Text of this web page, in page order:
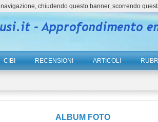
CIBI RECENSIONI ARTICOLI
ALBUM FOTO
chiudendo questo banner, scorrendo